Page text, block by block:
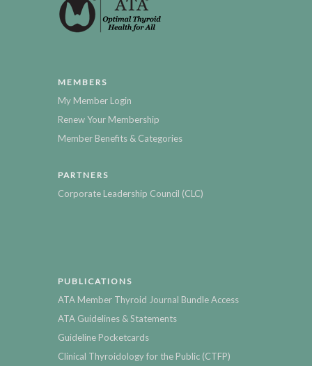
MEMBERS
My Member Login
Renew Your Membership
Member Benefits & Categories
PARTNERS
Corporate Leadership Council (CLC)
PUBLICATIONS
ATA Member Thyroid Journal Bundle Access
ATA Guidelines & Statements
Guideline Pocketcards
Clinical Thyroidology for the Public (CTFP)